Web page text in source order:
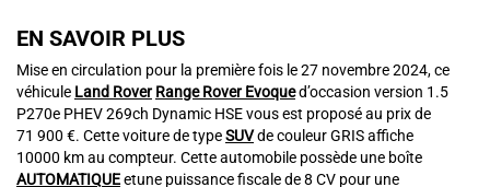
EN SAVOIR PLUS
Mise en circulation pour la première fois le 27 novembre 2024, ce
véhicule Land Rover Range Rover Evoqued’occasion version 1.5
P270e PHEV 269ch Dynamic HSE vous est proposé au prix de
71 900 €. Cette voiture de typeSUVde couleur GRIS affiche
10000 km au compteur. Cette automobile possède une boîte
AUTOMATIQUEetune puissance fiscale de 8 CV pour une